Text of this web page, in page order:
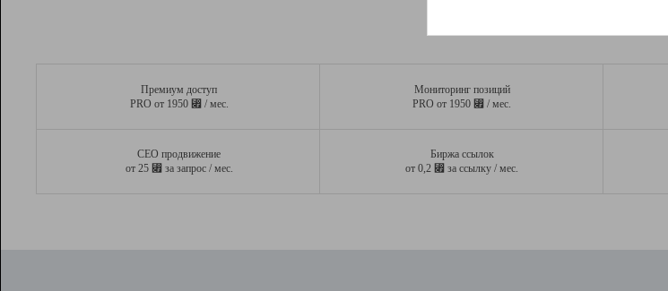
Премиум доступ
PRO от 1950 ⃏ / мес.
Мониторинг позиций
PRO от 1950 ⃏ / мес.
СЕО продвижение
от 25 ⃏ за запрос / мес.
Биржа ссылок
от 0,2 ⃏ за ссылку / мес.